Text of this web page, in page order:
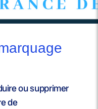
ou supprimer
de